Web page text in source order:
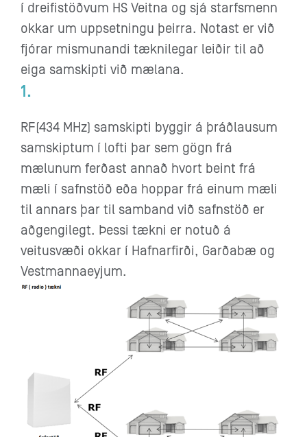
í dreifistöðvum HS Veitna og sjá starfsmenn
okkar um uppsetningu þeirra. Notast er við
fjórar mismunandi tæknilegar leiðir til að
eiga samskipti við mælana.
1.
RF(434 MHz) samskipti byggir á þráðlausum
samskiptum í lofti þar sem gögn frá
mælunum ferðast annað hvort beint frá
mæli í safnstöð eða hoppar frá einum mæli
til annars þar til samband við safnstöð er
aðgengilegt. Þessi tækni er notuð á
veitusvæði okkar í Hafnarfirði, Garðabæ og
Vestmannaeyjum.